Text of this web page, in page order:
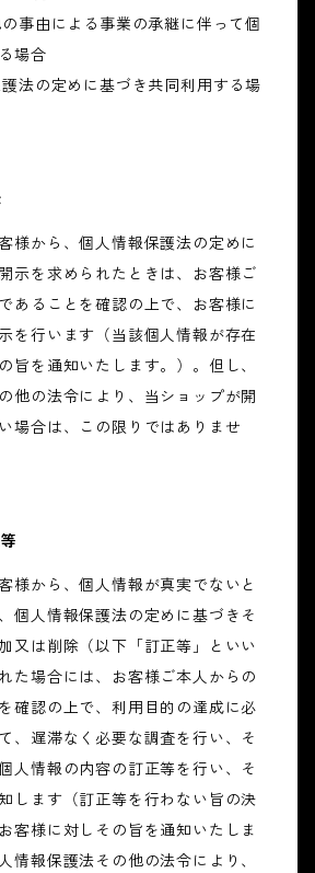
の事由による事業の承継に伴って個
場合
護法の定めに基づき共同利用する場
様から、個人情報保護法の定めに
示を求められたときは、お客様ご
あることを確認の上で、お客様に
を行います（当該個人情報が存在
旨を通知いたします。）。但し、
他の法令により、当ショップが開
場合は、この限りではありませ
様から、個人情報が真実でないと
個人情報保護法の定めに基づきそ
又は削除（以下「訂正等」といい
た場合には、お客様ご本人からの
確認の上で、利用目的の達成に必
、遅滞なく必要な調査を行い、そ
人情報の内容の訂正等を行い、そ
します（訂正等を行わない旨の決
客様に対しその旨を通知いたしま
情報保護法その他の法令により、